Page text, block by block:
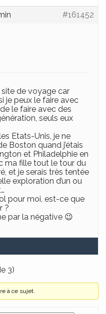
#161452
site de voyage car
je peux le faire avec
le faire avec des
seuls eux
les Etats-Unis, je ne
Boston quand j’étais
et Philadelphie en
ma fille tout le tour du
et je serais très tentée
exploration d’un ou
pour moi, est-ce que
?
par la négative 😉
3)
à ce sujet.